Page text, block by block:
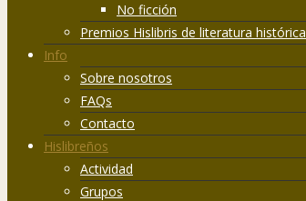
No ficción
Premios Hislibris de literatura histórica
Info
Sobre nosotros
FAQs
Contacto
Hislibreños
Actividad
Grupos